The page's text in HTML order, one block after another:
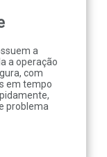
a
a operação
com
em tempo
problema